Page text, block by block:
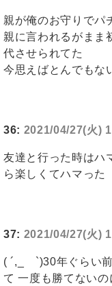
親が俺のお守りでパ
親に言われるがまま
代させられてた
今思えばとんでもな
36: 2021/04/27(火)
友達と行った時はハ
ら楽しくてハマった
37: 2021/04/27(火)
( ´,_ゝ`)30年ぐらい
て 一度も勝てない